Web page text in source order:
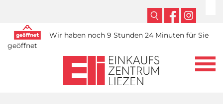
Wir haben noch 9 Stunden 24 Minuten für Sie
geöffnet